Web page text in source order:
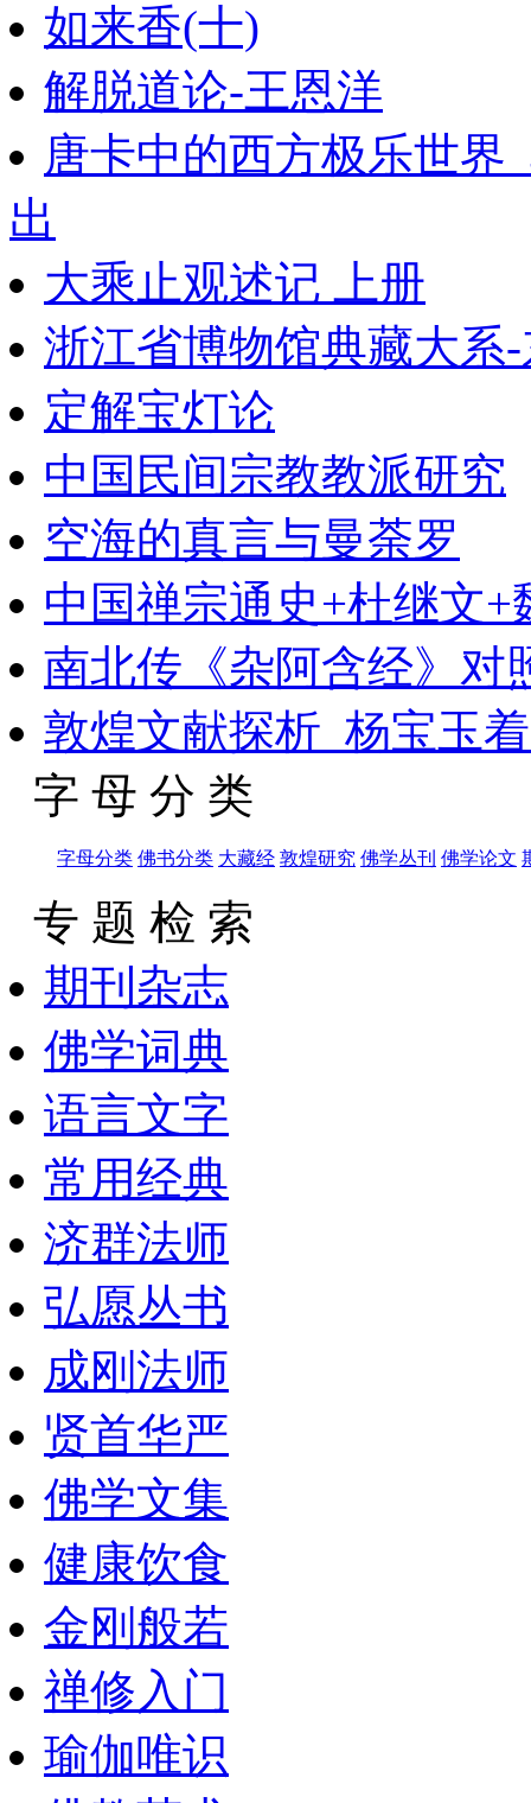
如来香(十)
解脱道论-王恩洋
唐卡中的西方极乐世界
出
大乘止观述记 上册
浙江省博物馆典藏大系
定解宝灯论
中国民间宗教教派研究
空海的真言与曼荼罗
中国禅宗通史+杜继文
南北传《杂阿含经》对
敦煌文献探析_杨宝玉
字 母 分 类
字母分类 佛书分类 大藏经 敦煌研究 佛学丛刊 佛学论文
专 题 检 索
期刊杂志
佛学词典
语言文字
常用经典
济群法师
弘愿丛书
成刚法师
贤首华严
佛学文集
健康饮食
金刚般若
禅修入门
瑜伽唯识